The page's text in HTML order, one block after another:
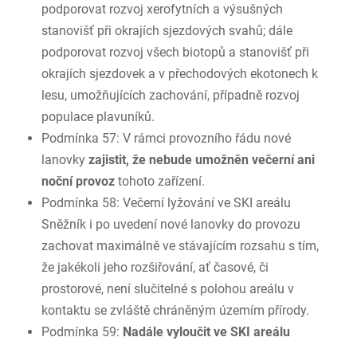
podporovat rozvoj xerofytních a výsušných
stanovišť při okrajích sjezdových svahů; dále
podporovat rozvoj všech biotopů a stanovišť při
okrajích sjezdovek a v přechodových ekotonech k
lesu, umožňujících zachování, případně rozvoj
populace plavuníků.
Podmínka 57: V rámci provozního řádu nové
lanovky zajistit, že nebude umožněn večerní ani
noční provoztohoto zařízení.
Podmínka 58: Večerní lyžování ve SKI areálu
Sněžník i po uvedení nové lanovky do provozu
zachovat maximálně ve stávajícím rozsahu s tím,
že jakékoli jeho rozšiřování, ať časové, či
prostorové, není slučitelné s polohou areálu v
kontaktu se zvláště chráněným územím přírody.
Podmínka 59: Nadále vyloučit ve SKI areálu